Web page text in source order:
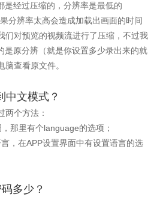
是经过压缩的，分辨率是最低的
分辨率太高会造成加载出画面的时间
们对预览的视频流进行了压缩，不过我
是原分辨（就是你设置多少录出来的就
查看原文件。
中文模式？
两个方法：
那里有个language的选项；
，在APP设置界面中有设置语言的选
多少？